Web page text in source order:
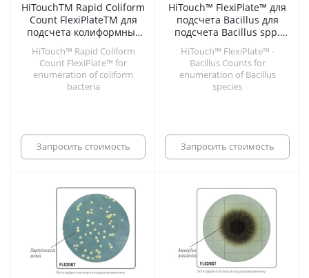
HiTouchTM Rapid Coliform
Count FlexiPlateTM для
подсчета колиформных
бактерий (ускоренный
метод)
HiTouch™ Rapid Coliform
Count FlexiPlate™ for
enumeration of coliform
bacteria
Запросить стоимость
HiTouch™ FlexiPlate™ для
подсчета Bacillus для
подсчета Bacillus spp.
селективная
HiTouch™ FlexiPlate™ -
Bacillus Counts for
enumeration of Bacillus
species
Запросить стоимость